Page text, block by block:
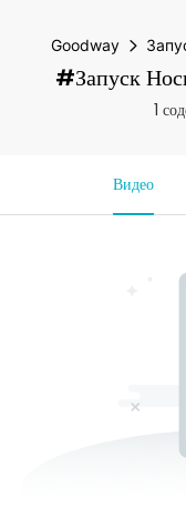
Goodway
#Запуск
1
Видео